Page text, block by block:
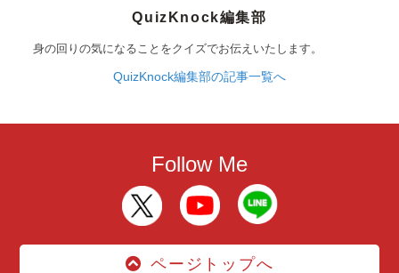
QuizKnock編集部
身の回りの気になることをクイズでお伝えいたします。
QuizKnock編集部の記事一覧へ
Follow Me
ページトップへ